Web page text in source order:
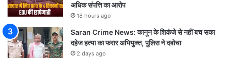
अधिक संपत्ति का आरोप
18 hours ago
Saran Crime News: कानून के शिकंजे से नहीं बच सका
दहेज हत्या का फरार अभियुक्त, पुलिस ने दबोचा
2 days ago